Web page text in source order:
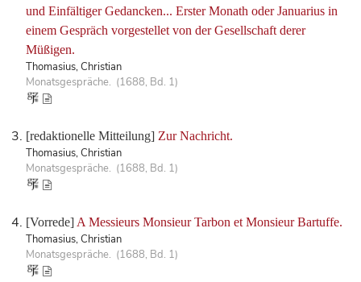
und Einfältiger Gedancken... Erster Monath oder Januarius in
einem Gespräch vorgestellet von der Gesellschaft derer
Müßigen.
Thomasius, Christian
Monatsgespräche. (1688, Bd. 1)
[redaktionelle Mitteilung] Zur Nachricht.
Thomasius, Christian
Monatsgespräche. (1688, Bd. 1)
[Vorrede] A Messieurs Monsieur Tarbon et Monsieur Bartuffe.
Thomasius, Christian
Monatsgespräche. (1688, Bd. 1)